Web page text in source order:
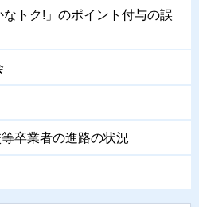
トク!」のポイント付与の誤
卒業者の進路の状況